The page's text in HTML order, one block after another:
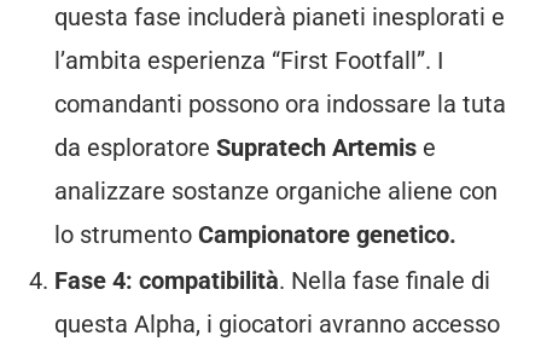
questa fase includerà pianeti inesplorati e
l’ambita esperienza “First Footfall”. I
comandanti possono ora indossare la tuta
da esploratore Supratech Artemis e
analizzare sostanze organiche aliene con
lo strumento Campionatore genetico.
Fase 4: compatibilità. Nella fase finale di
questa Alpha, i giocatori avranno accesso